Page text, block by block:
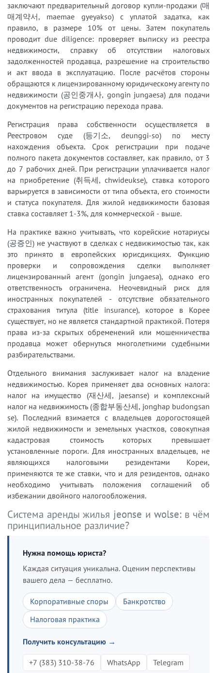
заключают предварительный договор купли-продажи (매
매계약서, maemae gyeyakso) с уплатой задатка, как
правило, в размере 10% от цены. Затем покупатель
проводит due diligence: проверяет выписку из реестра
недвижимости, справку об отсутствии налоговых
задолженностей продавца, разрешение на строительство
и акт ввода в эксплуатацию. После расчётов стороны
обращаются к лицензированному юридическому агенту по
недвижимости (공인중개사, gongin jungaesa) для подачи
документов на регистрацию перехода права.
Регистрация права собственности осуществляется в
Реестровом суде (등기소, deunggi-so) по месту
нахождения объекта. Срок регистрации при подаче
полного пакета документов составляет, как правило, от 3
до 7 рабочих дней. При регистрации уплачивается налог
на приобретение (취득세, chwideukse), ставка которого
варьируется в зависимости от типа объекта, его стоимости
и статуса покупателя. Для жилой недвижимости базовая
ставка составляет 1-3%, для коммерческой - выше.
На практике важно учитывать, что корейские нотариусы
(공증인) не участвуют в сделках с недвижимостью так, как
это принято в европейских юрисдикциях. Функцию
проверки и сопровождения сделки выполняет
лицензированный агент (gongin jungaesa), однако его
ответственность ограничена. Неочевидный риск для
иностранных покупателей - отсутствие обязательного
страхования титула (title insurance), которое в Корее
существует, но не является стандартной практикой. Потеря
права из-за скрытых обременений или мошенничества
продавца может обернуться многолетними судебными
разбирательствами.
Отдельного внимания заслуживает налог на владение
недвижимостью. Корея применяет два основных налога:
налог на имущество (재산세, jaesanse) и комплексный
налог на недвижимость (종합부동산세, jonghap budongsan
se). Последний взимается с владельцев дорогостоящей
жилой недвижимости и земельных участков, совокупная
кадастровая стоимость которых превышает
установленные пороги. Для иностранных владельцев, не
являющихся налоговыми резидентами Кореи,
применяются те же ставки, что и для резидентов, однако
необходимо учитывать положения соглашений об
избежании двойного налогообложения.
Система аренды жилья jeonse и wolse: в чём
принципиальное различие?
Нужна помощь юриста?
Каждая ситуация уникальна. Оценим перспективы
вашего дела — бесплатно.
Корпоративные споры
Банкротство
Налоговая практика
Получить консультацию →
+7 (383) 310-38-76 WhatsApp
Telegram